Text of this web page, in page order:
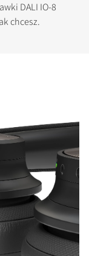
DALI IO-8
chcesz.